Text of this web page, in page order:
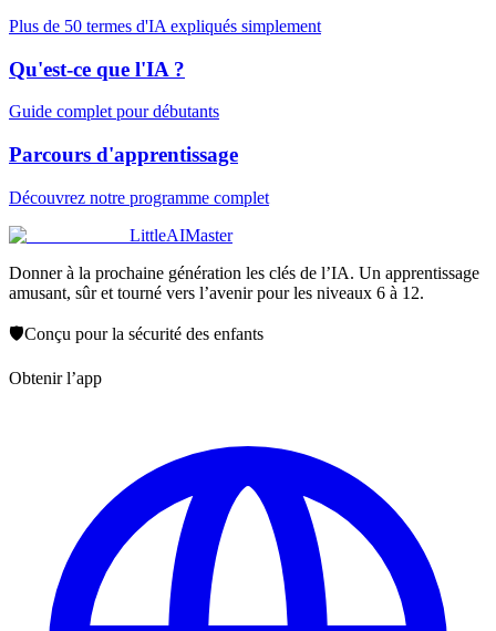
Plus de 50 termes d'IA expliqués simplement
Qu'est-ce que l'IA ?
Guide complet pour débutants
Parcours d'apprentissage
Découvrez notre programme complet
LittleAIMaster
Donner à la prochaine génération les clés de l’IA. Un apprentissage
amusant, sûr et tourné vers l’avenir pour les niveaux 6 à 12.
🛡️Conçu pour la sécurité des enfants
Obtenir l’app